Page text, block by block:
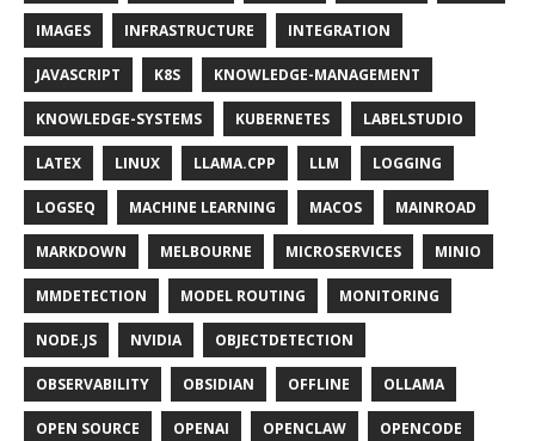
IMAGES INFRASTRUCTURE INTEGRATION
JAVASCRIPT K8S KNOWLEDGE-MANAGEMENT
KNOWLEDGE-SYSTEMS KUBERNETES LABELSTUDIO
LATEX LINUX LLAMA.CPP LLM LOGGING
LOGSEQ MACHINE LEARNING MACOS MAINROAD
MARKDOWN MELBOURNE MICROSERVICES MINIO
MMDETECTION MODEL ROUTING MONITORING
NODE.JS NVIDIA OBJECTDETECTION
OBSERVABILITY OBSIDIAN OFFLINE OLLAMA
OPEN SOURCE OPENAI OPENCLAW OPENCODE